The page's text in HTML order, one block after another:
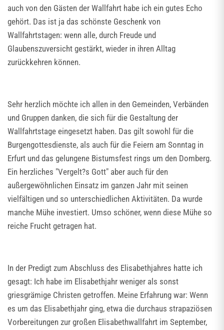
auch von den Gästen der Wallfahrt habe ich ein gutes Echo
gehört. Das ist ja das schönste Geschenk von
Wallfahrtstagen: wenn alle, durch Freude und
Glaubenszuversicht gestärkt, wieder in ihren Alltag
zurückkehren können.
Sehr herzlich möchte ich allen in den Gemeinden, Verbänden
und Gruppen danken, die sich für die Gestaltung der
Wallfahrtstage eingesetzt haben. Das gilt sowohl für die
Burgengottesdienste, als auch für die Feiern am Sonntag in
Erfurt und das gelungene Bistumsfest rings um den Domberg.
Ein herzliches "Vergelt?s Gott" aber auch für den
außergewöhnlichen Einsatz im ganzen Jahr mit seinen
vielfältigen und so unterschiedlichen Aktivitäten. Da wurde
manche Mühe investiert. Umso schöner, wenn diese Mühe so
reiche Frucht getragen hat.
In der Predigt zum Abschluss des Elisabethjahres hatte ich
gesagt: Ich habe im Elisabethjahr weniger als sonst
griesgrämige Christen getroffen. Meine Erfahrung war: Wenn
es um das Elisabethjahr ging, etwa die durchaus strapaziösen
Vorbereitungen zur großen Elisabethwallfahrt im September,